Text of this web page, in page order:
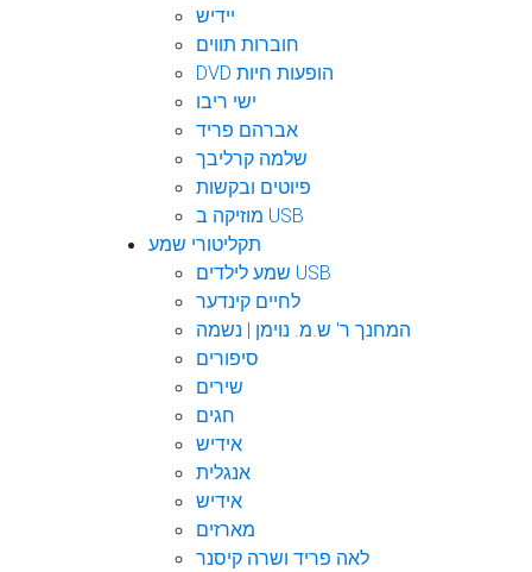
יידיש
חוברות תווים
DVD הופעות חיות
ישי ריבו
אברהם פריד
שלמה קרליבך
פיוטים ובקשות
מוזיקה ב USB
תקליטורי שמע
שמע לילדים USB
לחיים קינדער
המחנך ר' ש.מ. נוימן | נשמה
סיפורים
שירים
חגים
אידיש
אנגלית
אידיש
מארזים
לאה פריד ושרה קיסנר